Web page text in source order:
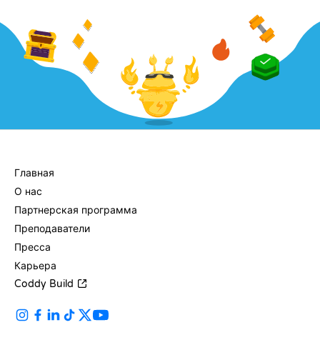
Главная
О нас
Партнерская программа
Преподаватели
Пресса
Карьера
Coddy Build